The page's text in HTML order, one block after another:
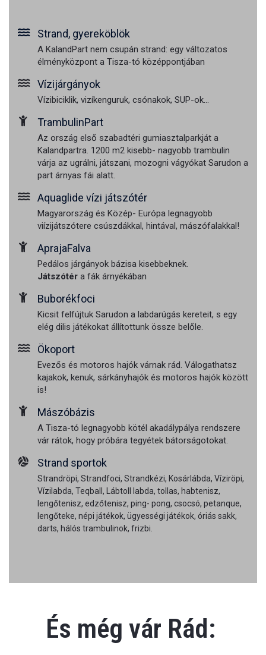
Strand, gyereköblök
A KalandPart nem csupán strand: egy változatos
élményközpont a Tisza-tó középpontjában
Vízijárgányok
Vízibiciklik, vizíkenguruk, csónakok, SUP-ok...
TrambulinPart
Az ország első szabadtéri gumiasztalparkját a
Kalandpartra. 1200 m2 kisebb- nagyobb trambulin
várja az ugrálni, játszani, mozogni vágyókat Sarudon a
part árnyas fái alatt.
Aquaglide vízi játszótér
Magyarország és Közép- Európa legnagyobb
viízijátszótere csúszdákkal, hintával, mászófalakkal!
AprajaFalva
Pedálos járgányok bázisa kisebbeknek.
Játszótér a fák árnyékában
Buborékfoci
Kicsit felfújtuk Sarudon a labdarúgás kereteit, s egy
elég dilis játékokat állítottunk össze belőle.
Ökoport
Evezős és motoros hajók várnak rád. Válogathatsz
kajakok, kenuk, sárkányhajók és motoros hajók között
is!
Mászóbázis
A Tisza-tó legnagyobb kötél akadálypálya rendszere
vár rátok, hogy próbára tegyétek bátorságotokat.
Strand sportok
Strandröpi, Strandfoci, Strandkézi, Kosárlábda, Víziröpi,
Vízilabda, Teqball, Lábtoll labda, tollas, habtenisz,
lengőtenisz, edzőtenisz, ping- pong, csocsó, petanque,
lengőteke, népi játékok, ügyességi játékok, óriás sakk,
darts, hálós trambulinok, frizbi.
És még vár Rád: